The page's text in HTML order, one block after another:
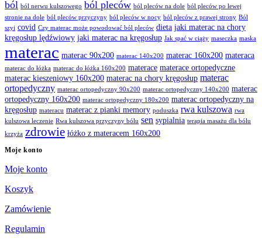
ból ból nerwu kulszowego ból pleców ból pleców na dole ból pleców po lewej
stronie na dole ból pleców przyczyny ból pleców w nocy ból pleców z prawej strony Ból
szyi covid Czy materac może powodować ból pleców dieta jaki materac na chory
kręgosłup lędźwiowy jaki materac na kręgosłup Jak spać w ciąży maseczka maska
materac materac 90x200 materac 140x200 materac 160x200 materaca
materac do łóżka materac do łóżka 160x200 materace materace ortopedyczne
materac kieszeniowy 160x200 materac na chory kręgosłup materac
ortopedyczny materac ortopedyczny 90x200 materac ortopedyczny 140x200 materac
ortopedyczny 160x200 materac ortopedyczny 180x200 materac ortopedyczny na
kręgosłup materacu materac z pianki memory poduszka rwa kulszowa rwa
kulszowa leczenie Rwa kulszowa przyczyny bólu sen sypialnia terapia masażu dla bólu
krzyża zdrowie łóżko z materacem 160x200
Moje konto
Moje konto
Koszyk
Zamówienie
Regulamin